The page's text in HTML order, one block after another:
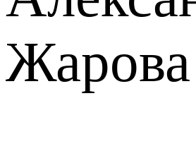
Жарова